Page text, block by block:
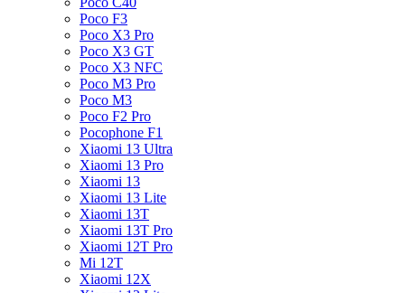
Poco F3
Poco X3 Pro
Poco X3 GT
Poco X3 NFC
Poco M3 Pro
Poco M3
Poco F2 Pro
Pocophone F1
Xiaomi 13 Ultra
Xiaomi 13 Pro
Xiaomi 13
Xiaomi 13 Lite
Xiaomi 13T
Xiaomi 13T Pro
Xiaomi 12T Pro
Mi 12T
Xiaomi 12X